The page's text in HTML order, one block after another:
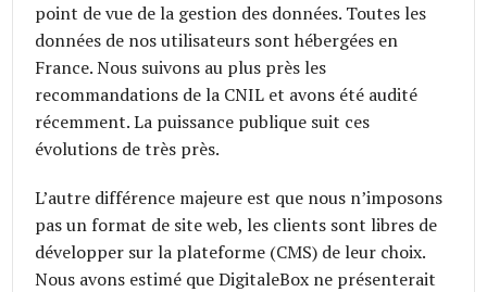
point de vue de la gestion des données. Toutes les
données de nos utilisateurs sont hébergées en
France. Nous suivons au plus près les
recommandations de la CNIL et avons été audité
récemment. La puissance publique suit ces
évolutions de très près.
L’autre différence majeure est que nous n’imposons
pas un format de site web, les clients sont libres de
développer sur la plateforme (CMS) de leur choix.
Nous avons estimé que DigitaleBox ne présenterait